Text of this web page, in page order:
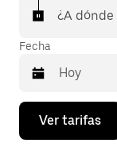
¿A dónde
Fecha
Presiona
flecha
Ver tarifas